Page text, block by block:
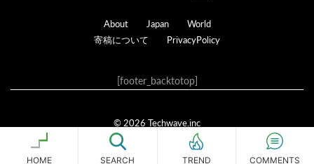
Footer
About Japan
World
寄稿について
PrivacyPolicy
[footer_backtotop]
© 2026 Techwave.inc
Genesis Framework
WordPress·
HOME SEARCH TREND COMMENTS